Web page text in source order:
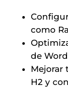
como
de
Mejorar
H2 y